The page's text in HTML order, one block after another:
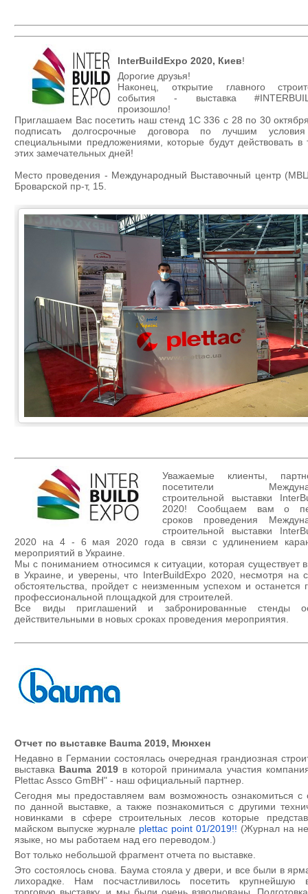
InterBuildExpo 2020, Киев!
Дорогие друзья!
Наконец, открытие главного
события - выставка
произошло!
Приглашаем Вас посетить наш стенд 1С 336 с 28 по 30
подписать долгосрочные договора по лучшим
специальными предложениями, которые будут действовать в
этих замечательных дней!
Место проведения - Международный Выставочный центр
Броварской пр-т, 15.
Уважаемые клиенты,
посетители
строительной выставки
2020! Сообщаем вам о
сроков проведения
строительной выставки
2020 на 4 - 6 мая 2020 года в связи с удлинением
мероприятий в Украине.
Мы с пониманием относимся к ситуации, которая существует
в Украине, и уверены, что InterBuildExpo 2020, несмотря на
обстоятельства, пройдет с неизменным успехом и останется
профессиональной площадкой для строителей.
Все виды приглашений и забронированные стенды
действительными в новых сроках проведения мероприятия.
Отчет по выставке Bauma 2019, Мюнхен
Недавно в Германии состоялась очередная грандиозная
выставка Bauma 2019в которой принимала участия
Plettac Assco GmBH" - наш официальный партнер.
Сегодня мы предоставляем вам возможность ознакомиться с
по данной выставке, а также познакомиться с другими
новинками в сфере строительных лесов которые
майском выпуске журнале plettac point 01/2019!! (Журнал на
языке, но мы работаем над его переводом.)
Вот только небольшой фрагмент отчета по выставке.
Это состоялось снова. Баума стояла у двери, и все были в
лихорадке. Нам посчастливилось посетить